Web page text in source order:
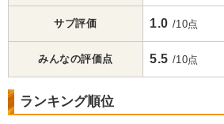
サブ評価 1.0 /10点
みんなの評価点 5.5 /10点
ランキング順位